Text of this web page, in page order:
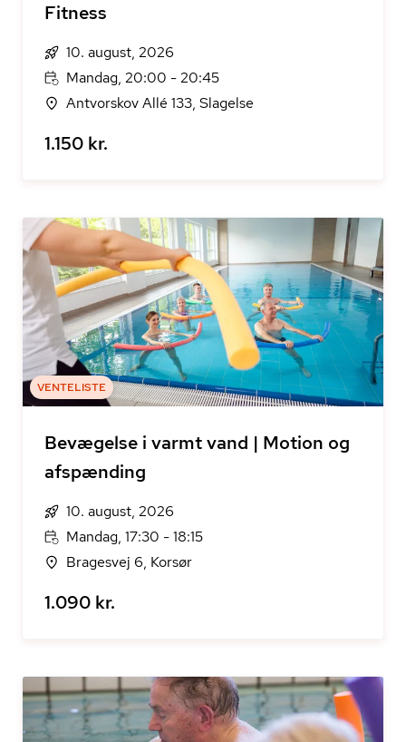
Fitness
10. august, 2026
Mandag, 20:00 - 20:45
Antvorskov Allé 133, Slagelse
1.150 kr.
VENTELISTE
Bevægelse i varmt vand | Motion og
afspænding
10. august, 2026
Mandag, 17:30 - 18:15
Bragesvej 6, Korsør
1.090 kr.